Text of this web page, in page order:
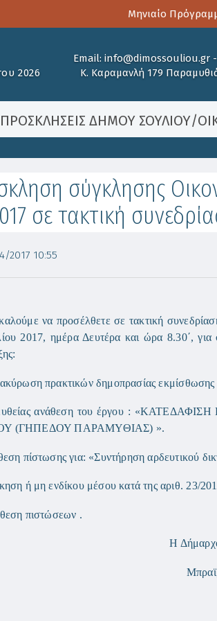
Μηνιαίο
2026
Email: info@dimossouliou.gr -
Κ. Καραμανλή 179
ΠΡΟΣΚΛΉΣΕΙΣ ΔΉΜΟΥ ΣΟΥΛΊΟΥ/
σύγκλησης
σε τακτική
2017 10:55
να προσέλθετε σε τακτική
2017, ημέρα Δευτέρα και ώρα 8.30΄,
πρακτικών δημοπρασίας
ανάθεση του έργου :
(ΓΗΠΕΔΟΥ ΠΑΡΑΜΥΘΙΑΣ) ».
πίστωσης για: «Συντήρηση αρδευτικού
ή μη ενδίκου μέσου κατά της αριθ. 23/
πιστώσεων .
Η